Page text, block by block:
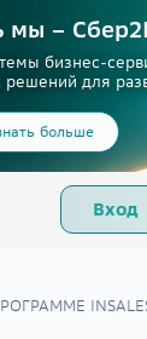
мы –
бизнес-
для
больше
Вход